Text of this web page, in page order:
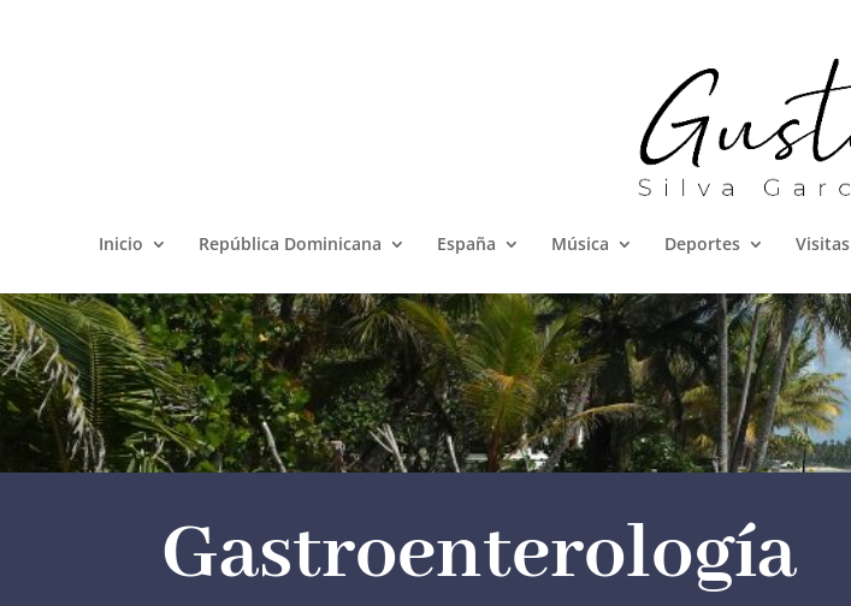
Inicio República Dominicana España Música Deportes Visitas
Gastroenterología